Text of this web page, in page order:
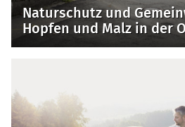
Naturschutz und
Hopfen und Malz in der